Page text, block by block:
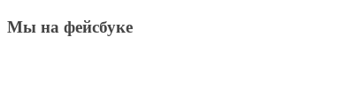
Мы на фейсбуке